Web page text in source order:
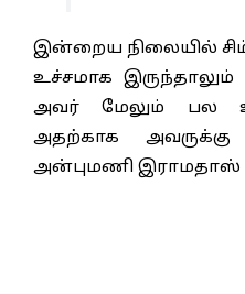
இன்றைய நிலையில்
உச்சமாக
அவர் மேலும் பல
அதற்காக
அன்புமணி இராமதாஸ்